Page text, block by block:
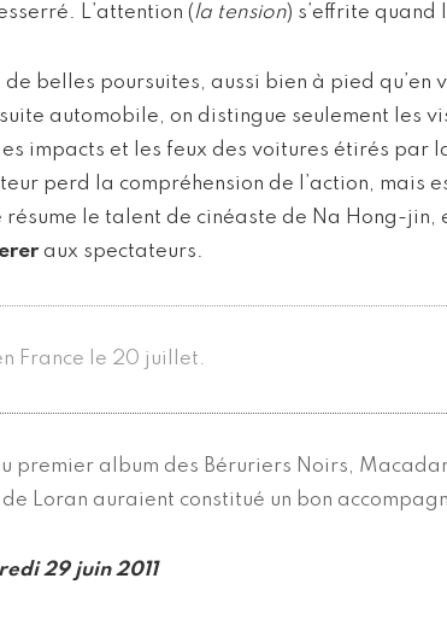
L’attention (la tension) s’effrite quand
belles poursuites, aussi bien à pied qu’en
automobile, on distingue seulement les
impacts et les feux des voitures étirés par
perd la compréhension de l’action, mais
résume le talent de cinéaste de Na Hong-jin,
aux spectateurs.
France le 20 juillet.
premier album des Béruriers Noirs,
Loran auraient constitué un bon
29 juin 2011